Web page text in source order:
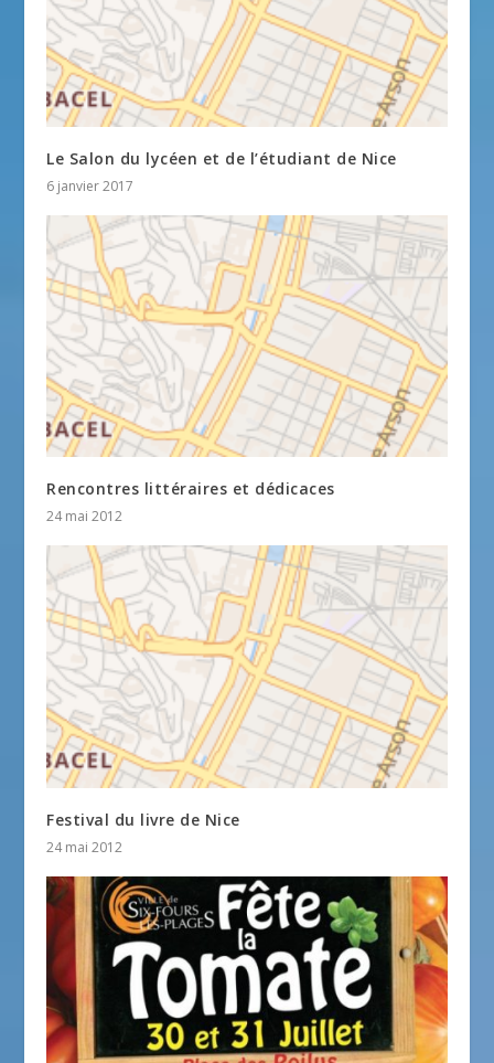
Le Salon du lycéen et de l’étudiant de Nice
6 janvier 2017
Rencontres littéraires et dédicaces
24 mai 2012
Festival du livre de Nice
24 mai 2012